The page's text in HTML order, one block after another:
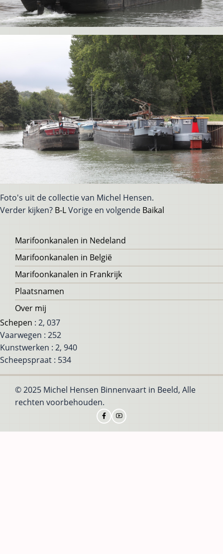
Foto's uit de collectie van Michel Hensen.
Verder kijken? B-LVorige en volgende Baikal
Voet
Marifoonkanalen in Nedeland
Marifoonkanalen in België
Marifoonkanalen in Frankrijk
Plaatsnamen
Over mij
Schepen : 2, 037
Vaarwegen : 252
Kunstwerken : 2, 940
Scheepspraat : 534
© 2025 Michel Hensen Binnenvaart in Beeld, Alle
rechten voorbehouden.